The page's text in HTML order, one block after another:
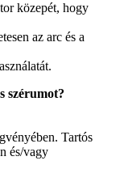
közepét, hogy
az arc és a
szérumot?
Tartós
és/vagy